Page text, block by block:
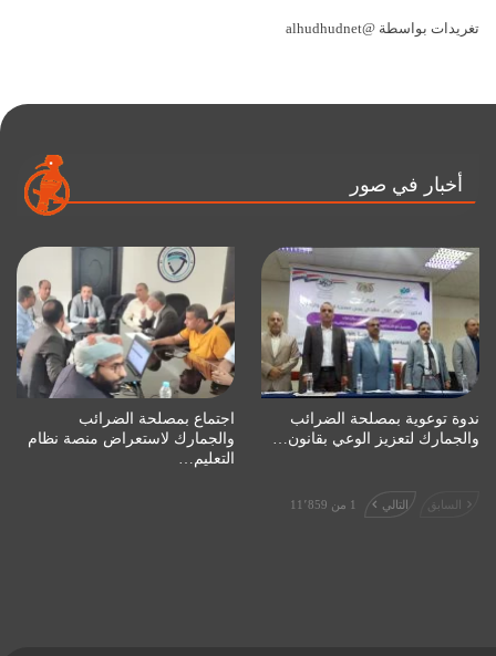
تغريدات بواسطة @alhudhudnet
أخبار في صور
ندوة توعوية بمصلحة الضرائب
والجمارك لتعزيز الوعي بقانون…
اجتماع بمصلحة الضرائب
والجمارك لاستعراض منصة نظام
التعليم…
السابق التالي 1 من 11٬859